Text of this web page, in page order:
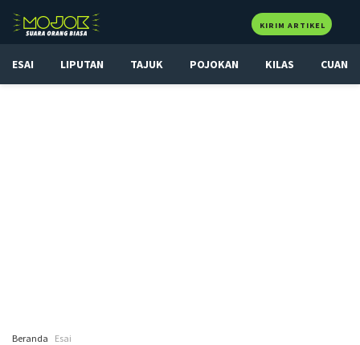
KIRIM ARTIKEL
ESAI LIPUTAN TAJUK POJOKAN KILAS CUAN
Beranda Esai